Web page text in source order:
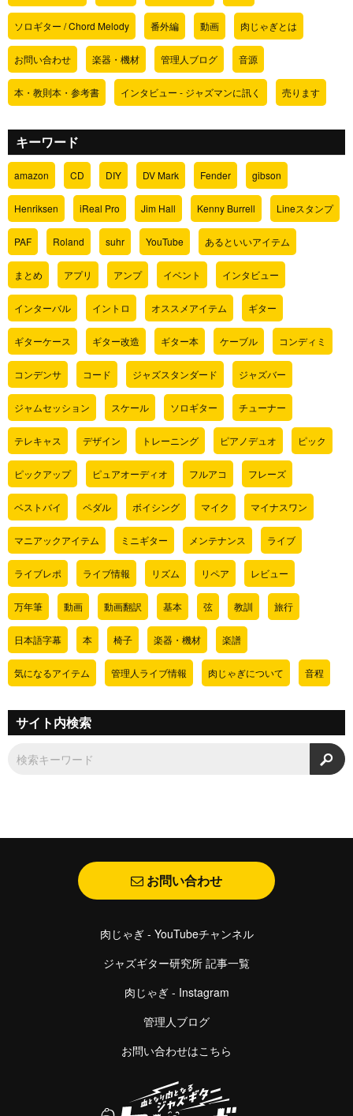
ソロギター / Chord Melody 番外編 動画 肉じゃぎとは
お問い合わせ 楽器・機材 管理人ブログ 音源
本・教則本・参考書 インタビュー - ジャズマンに訊く 売ります
キーワード
amazon CD DIY DV Mark Fender gibson
Henriksen iReal Pro Jim Hall Kenny Burrell Lineスタンプ
PAF Roland suhr YouTube あるといいアイテム
まとめ アプリ アンプ イベント インタビュー
インターバル イントロ オススメアイテム ギター
ギターケース ギター改造 ギター本 ケーブル コンディミ
コンデンサ コード ジャズスタンダード ジャズバー
ジャムセッション スケール ソロギター チューナー
テレキャス デザイン トレーニング ピアノデュオ ピック
ピックアップ ピュアオーディオ フルアコ フレーズ
ベストバイ ペダル ボイシング マイク マイナスワン
マニアックアイテム ミニギター メンテナンス ライブ
ライブレポ ライブ情報 リズム リペア レビュー
万年筆 動画 動画翻訳 基本 弦 教訓 旅行
日本語字幕 本 椅子 楽器・機材 楽譜
気になるアイテム 管理人ライブ情報 肉じゃぎについて 音程
サイト内検索
検
お問い合わせ
肉じゃぎ - YouTubeチャンネル
ジャズギター研究所 記事一覧
肉じゃぎ - Instagram
管理人ブログ
お問い合わせはこちら